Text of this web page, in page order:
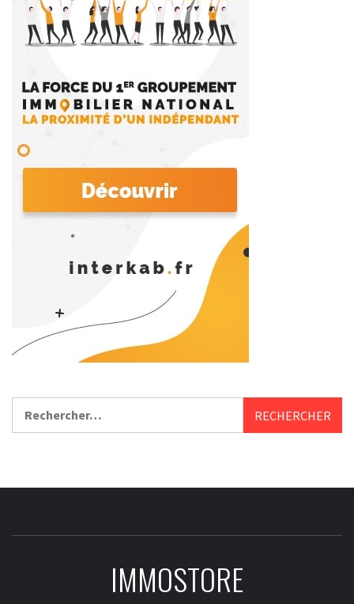
IMMOSTORE